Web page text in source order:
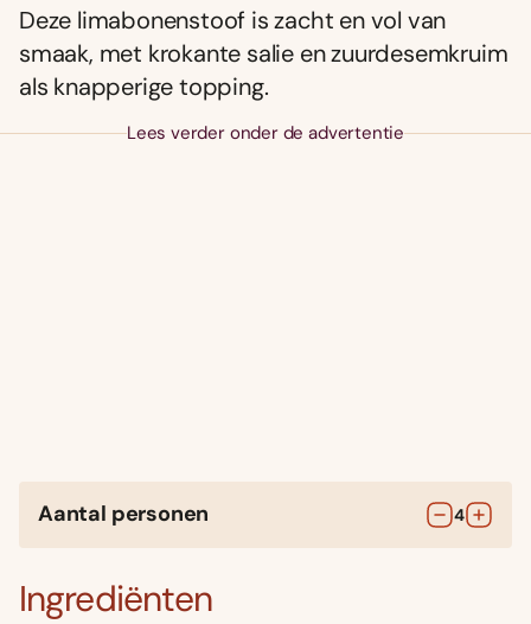
Deze limabonenstoof is zacht en vol van
smaak, met krokante salie en zuurdesemkruim
als knapperige topping.
Lees verder onder de advertentie
Aantal personen 4
Ingrediënten